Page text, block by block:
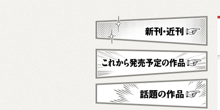
新刊・近刊
これから発売予定